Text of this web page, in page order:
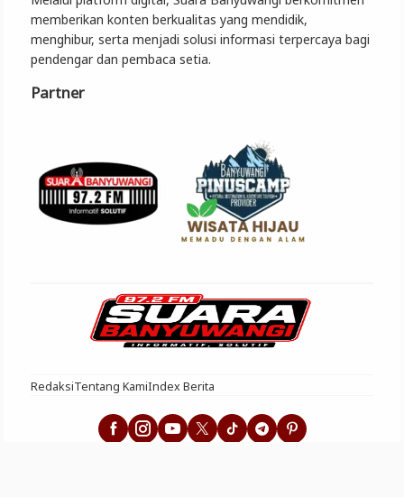
memberikan konten berkualitas yang mendidik,
menghibur, serta menjadi solusi informasi terpercaya bagi
pendengar dan pembaca setia.
Partner
RedaksiTentang KamiIndex Berita